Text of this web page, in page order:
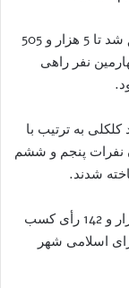
وی بیان کرد: در این انتخابات ایوب دامنی موفق شد تا 5 هزار و 505
نفر راهی
به ترتیب با
و 216 رأی به عنوان نفرات پنجم و ششم
شدند.
به گفته وی، سیدمهدی سجادی نیز توانست 5 هزار و 142 رأی کسب
اسلامی شهر